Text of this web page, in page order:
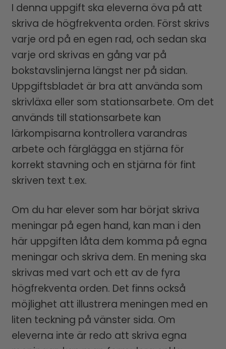
I denna uppgift ska eleverna öva på att
skriva de högfrekventa orden. Först skrivs
varje ord på en egen rad, och sedan ska
varje ord skrivas en gång var på
bokstavslinjerna längst ner på sidan.
Uppgiftsbladet är bra att använda som
skrivläxa eller som stationsarbete. Om det
används till stationsarbete kan
lärkompisarna kontrollera varandras
arbete och färglägga en stjärna för
korrekt stavning och en stjärna för fint
skriven text t.ex.
Om du har elever som har börjat skriva
meningar på egen hand, kan man i den
här uppgiften låta dem komma på egna
meningar och skriva dem. En mening ska
skrivas med vart och ett av de fyra
högfrekventa orden. Det finns också
möjlighet att illustrera meningen med en
liten teckning på vänster sida. Om
eleverna inte är redo att skriva egna